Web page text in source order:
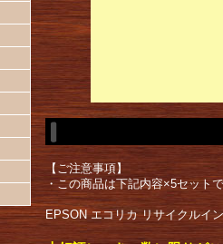
【ご注意事項】
・この商品は下記内容×5セットで
EPSON エコリカ リサイクルイ